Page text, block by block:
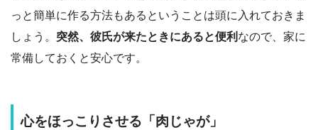
っと簡単に作る方法もあるということは頭に入れておきま
しょう。 突然、彼氏が来たときにあると便利 なので、家に
常備しておくと安心です。
心をほっこりさせる「肉じゃが」